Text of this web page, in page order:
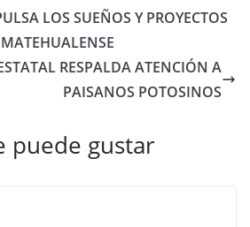
LOS SUEÑOS Y PROYECTOS
RESPALDA ATENCIÓN A
PAISANOS POTOSINOS
puede gustar